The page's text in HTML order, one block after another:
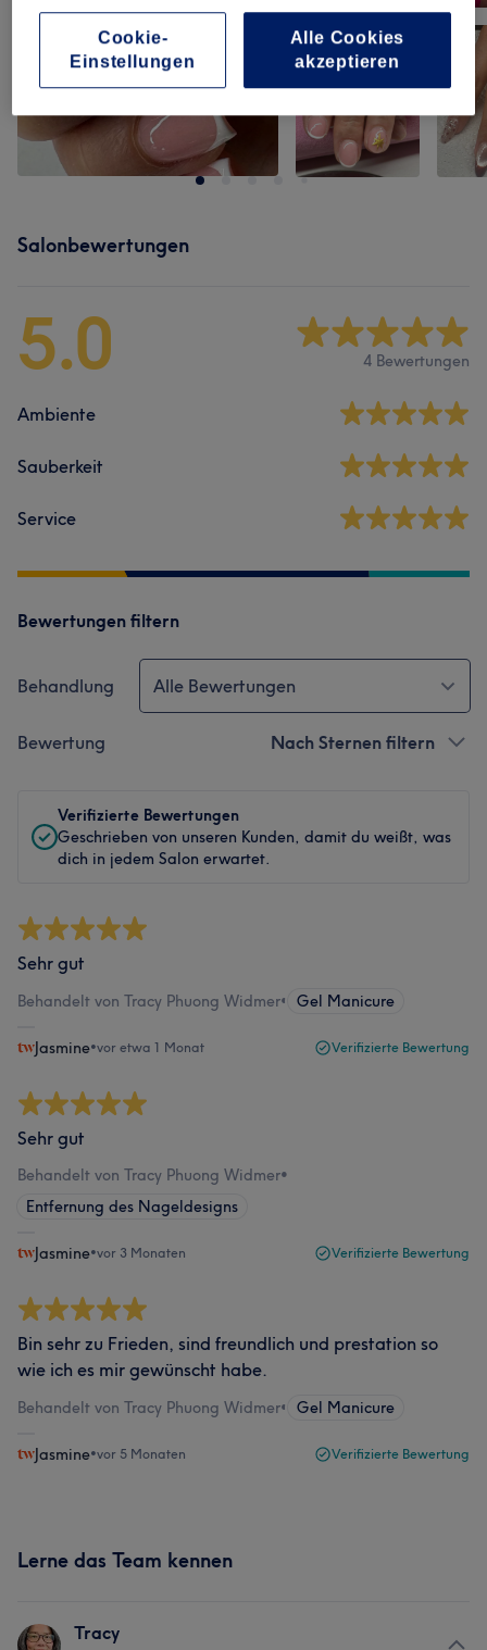
Salonbewertungen
5.0 4 Bewertungen
Ambiente
Sauberkeit
Service
Bewertungen filtern
Behandlung Alle Bewertungen
Bewertung Nach Sternen filtern
Verifizierte Bewertungen
Geschrieben von unseren Kunden, damit du weißt, was
dich in jedem Salon erwartet.
Sehr gut
Behandelt von Tracy Phuong Widmer• Gel Manicure
Jasmine•vor etwa 1 Monat Verifizierte Bewertung
Sehr gut
Behandelt von Tracy Phuong Widmer•
Entfernung des Nageldesigns
Jasmine•vor 3 Monaten Verifizierte Bewertung
Bin sehr zu Frieden, sind freundlich und prestation so
wie ich es mir gewünscht habe.
Behandelt von Tracy Phuong Widmer• Gel Manicure
Jasmine•vor 5 Monaten Verifizierte Bewertung
Lerne das Team kennen
Tracy
Alle Cookies
akzeptieren
Cookie-
Einstellungen